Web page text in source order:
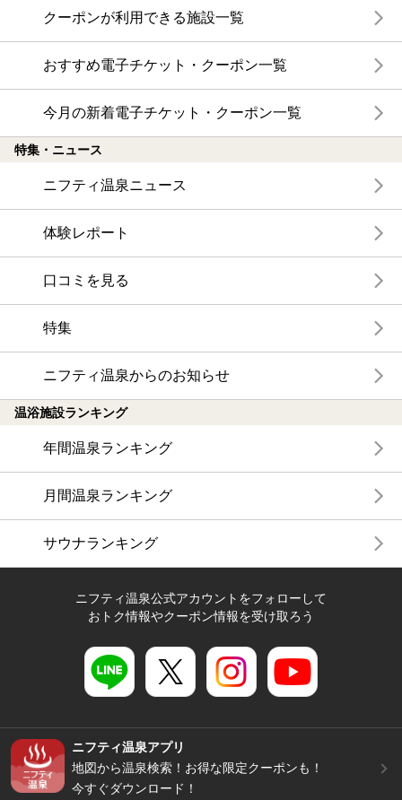
クーポンが利用できる施設一覧
おすすめ電子チケット・クーポン一覧
今月の新着電子チケット・クーポン一覧
特集・ニュース
ニフティ温泉ニュース
体験レポート
口コミを見る
特集
ニフティ温泉からのお知らせ
温浴施設ランキング
年間温泉ランキング
月間温泉ランキング
サウナランキング
ニフティ温泉公式アカウントをフォローして
おトク情報やクーポン情報を受け取ろう
ニフティ温泉アプリ
地図から温泉検索！お得な限定クーポンも！
今すぐダウンロード！